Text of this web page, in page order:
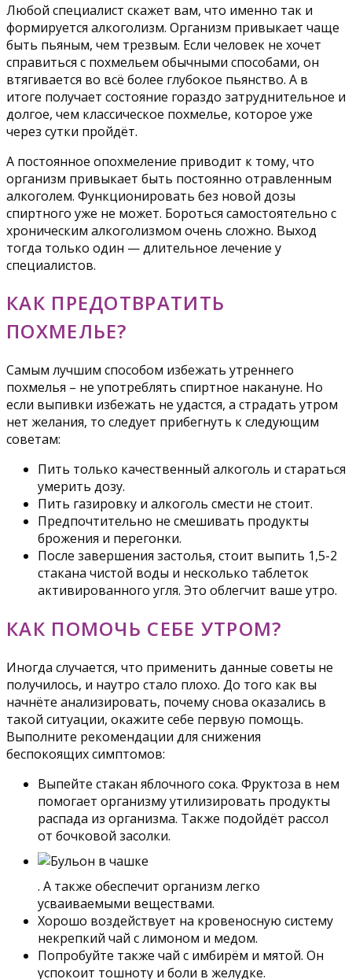
Любой специалист скажет вам, что именно так и
формируется алкоголизм. Организм привыкает чаще
быть пьяным, чем трезвым. Если человек не хочет
справиться с похмельем обычными способами, он
втягивается во всё более глубокое пьянство. А в
итоге получает состояние гораздо затруднительное и
долгое, чем классическое похмелье, которое уже
через сутки пройдёт.
А постоянное опохмеление приводит к тому, что
организм привыкает быть постоянно отравленным
алкоголем. Функционировать без новой дозы
спиртного уже не может. Бороться самостоятельно с
хроническим алкоголизмом очень сложно. Выход
тогда только один — длительное лечение у
специалистов.
КАК ПРЕДОТВРАТИТЬ
ПОХМЕЛЬЕ?
Самым лучшим способом избежать утреннего
похмелья – не употреблять спиртное накануне. Но
если выпивки избежать не удастся, а страдать утром
нет желания, то следует прибегнуть к следующим
советам:
Пить только качественный алкоголь и стараться
умерить дозу.
Пить газировку и алкоголь смести не стоит.
Предпочтительно не смешивать продукты
брожения и перегонки.
После завершения застолья, стоит выпить 1,5-2
стакана чистой воды и несколько таблеток
активированного угля. Это облегчит ваше утро.
КАК ПОМОЧЬ СЕБЕ УТРОМ?
Иногда случается, что применить данные советы не
получилось, и наутро стало плохо. До того как вы
начнёте анализировать, почему снова оказались в
такой ситуации, окажите себе первую помощь.
Выполните рекомендации для снижения
беспокоящих симптомов:
Выпейте стакан яблочного сока. Фруктоза в нем
помогает организму утилизировать продукты
распада из организма. Также подойдёт рассол
от бочковой засолки.
. А также обеспечит организм легко
усваиваемыми веществами.
Хорошо воздействует на кровеносную систему
некрепкий чай с лимоном и медом.
Попробуйте также чай с имбирём и мятой. Он
успокоит тошноту и боли в желудке.